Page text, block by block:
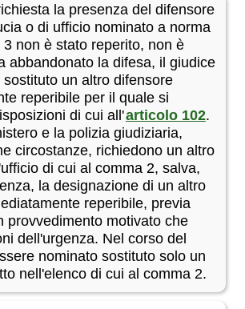
la presenza del difensore
o di ufficio nominato a norma
non è stato reperito, non è
abbandonato la difesa, il giudice
un altro difensore
reperibile per il quale si
di cui all'articolo 102.
e la polizia giudiziaria,
circostanze, richiedono un altro
di cui al comma 2, salva,
la designazione di un altro
reperibile, previa
provvedimento motivato che
dell'urgenza. Nel corso del
nominato sostituto solo un
nell'elenco di cui al comma 2.